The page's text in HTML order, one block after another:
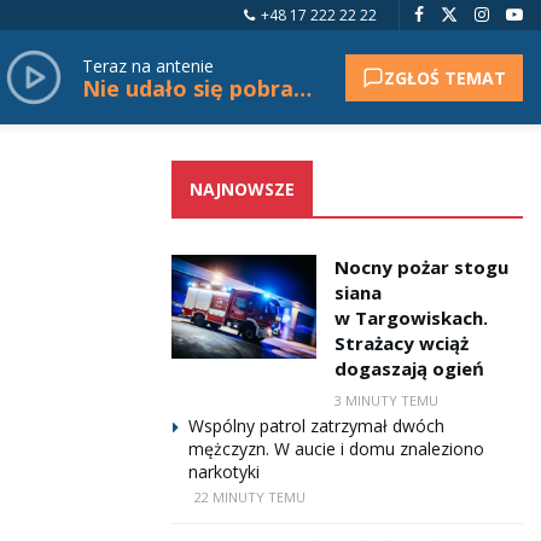
+48 17 222 22 22
Teraz na antenie
Nie udało się pobrać tytułu. ZGŁOŚ TEMAT
NAJNOWSZE
Nocny pożar stogu
siana
w Targowiskach.
Strażacy wciąż
dogaszają ogień
3 MINUTY TEMU
Wspólny patrol zatrzymał dwóch
mężczyzn. W aucie i domu znaleziono
narkotyki
22 MINUTY TEMU